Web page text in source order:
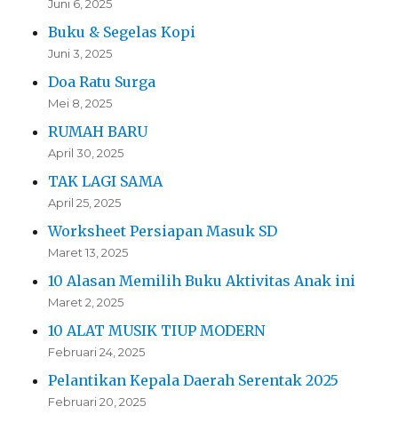
Juni 6, 2025
Buku & Segelas Kopi
Juni 3, 2025
Doa Ratu Surga
Mei 8, 2025
RUMAH BARU
April 30, 2025
TAK LAGI SAMA
April 25, 2025
Worksheet Persiapan Masuk SD
Maret 13, 2025
10 Alasan Memilih Buku Aktivitas Anak ini
Maret 2, 2025
10 ALAT MUSIK TIUP MODERN
Februari 24, 2025
Pelantikan Kepala Daerah Serentak 2025
Februari 20, 2025